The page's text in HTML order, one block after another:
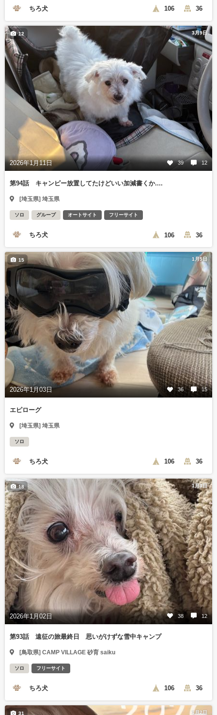
ちろ犬 106 36
3月9日
2026年1月11日 39 12
12
第94話 キャンピー放置してたけどいい加減書くか....
[埼玉県] 埼玉県
ソロ グループ オートサイト フリーサイト
ちろ犬 106 36
1月5日
2026年1月03日 36 15
15
エピローグ
[埼玉県] 埼玉県
ソロ
ちろ犬 106 36
1月3日
2026年1月02日 38 12
18
第93話 遠征の旅最終日 思いがけずな雪中キャンプ
[鳥取県] CAMP VILLAGE 砂育 saiku
ソロ フリーサイト
ちろ犬 106 36
1月2日
31